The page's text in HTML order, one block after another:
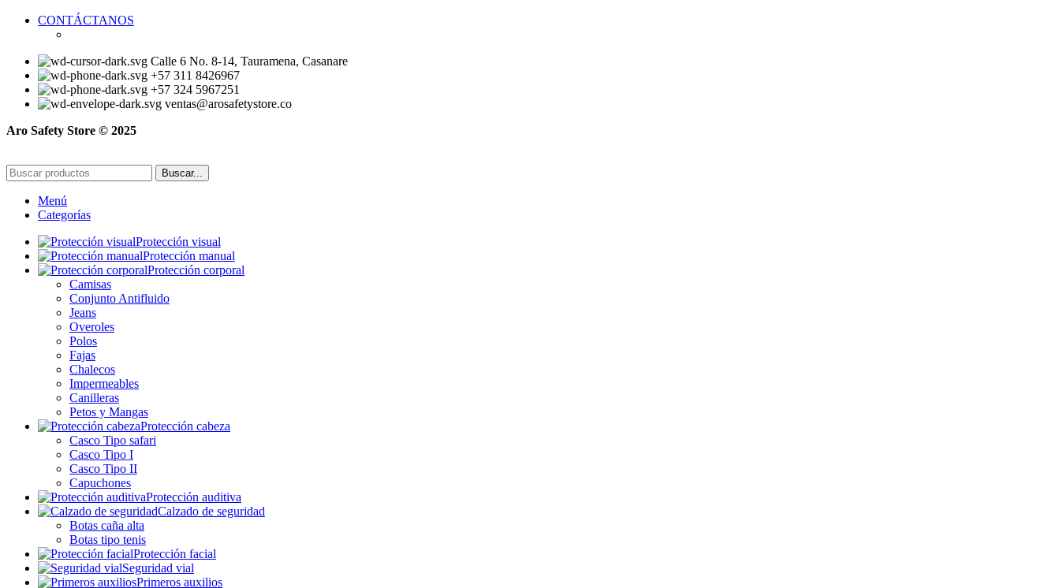
CONTÁCTANOS
Calle 6 No. 8-14, Tauramena, Casanare
+57 311 8426967
+57 324 5967251
ventas@arosafetystore.co
Aro Safety Store © 2025
Buscar...
Menú
Categorías
Protección visual
Protección manual
Protección corporal
Camisas
Conjunto Antifluido
Jeans
Overoles
Polos
Fajas
Chalecos
Impermeables
Canilleras
Petos y Mangas
Protección cabeza
Casco Tipo safari
Casco Tipo I
Casco Tipo II
Capuchones
Protección auditiva
Calzado de seguridad
Botas caña alta
Botas tipo tenis
Protección facial
Seguridad vial
Primeros auxilios